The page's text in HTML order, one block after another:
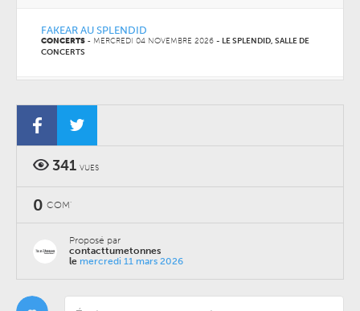
FAKEAR AU SPLENDID
CONCERTS - MERCREDI 04 NOVEMBRE 2026 - LE SPLENDID, SALLE DE
CONCERTS
341 VUES
0 COM'
Proposé par
contacttumetonnes
le mercredi 11 mars 2026